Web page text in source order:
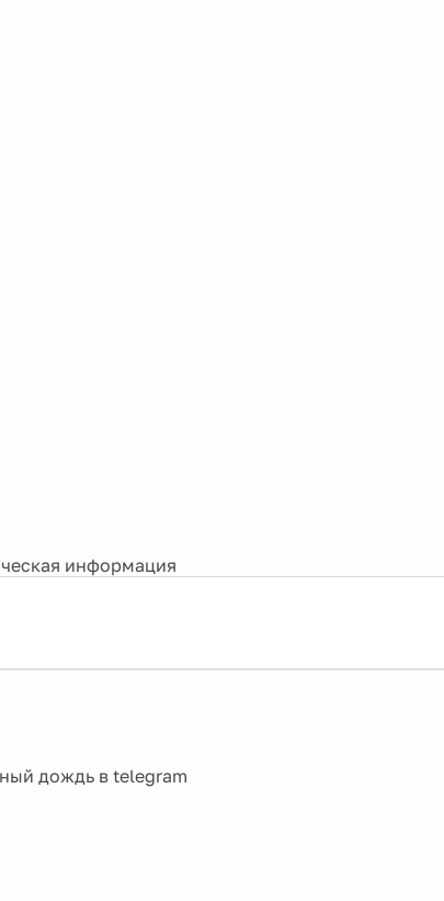
информация